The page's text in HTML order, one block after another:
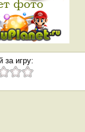
за игру: